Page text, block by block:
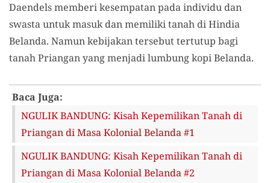
Daendels memberi kesempatan pada individu dan
swasta untuk masuk dan memiliki tanah di Hindia
Belanda. Namun kebijakan tersebut tertutup bagi
tanah Priangan yang menjadi lumbung kopi Belanda.
Baca Juga:
NGULIK BANDUNG: Kisah Kepemilikan Tanah di
Priangan di Masa Kolonial Belanda #1
NGULIK BANDUNG: Kisah Kepemilikan Tanah di
Priangan di Masa Kolonial Belanda #2